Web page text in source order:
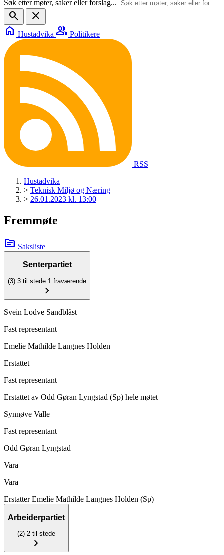
Søk etter møter, saker eller forslag...
search
close
home Hustadvika group Politikere
RSS
Hustadvika
> Teknisk Miljø og Næring
> 26.01.2023 kl. 13:00
Fremmøte
topic Saksliste
Senterpartiet
(3) 3 til stede 1 fraværende
chevron_right
Svein Lodve Sandblåst
Fast representant
Emelie Mathilde Langnes Holden
Erstattet
Fast representant
Erstattet av Odd Gøran Lyngstad (Sp) hele møtet
Synnøve Valle
Fast representant
Odd Gøran Lyngstad
Vara
Vara
ErstatterEmelie Mathilde Langnes Holden (Sp)
Arbeiderpartiet
(2) 2 til stede
chevron_right